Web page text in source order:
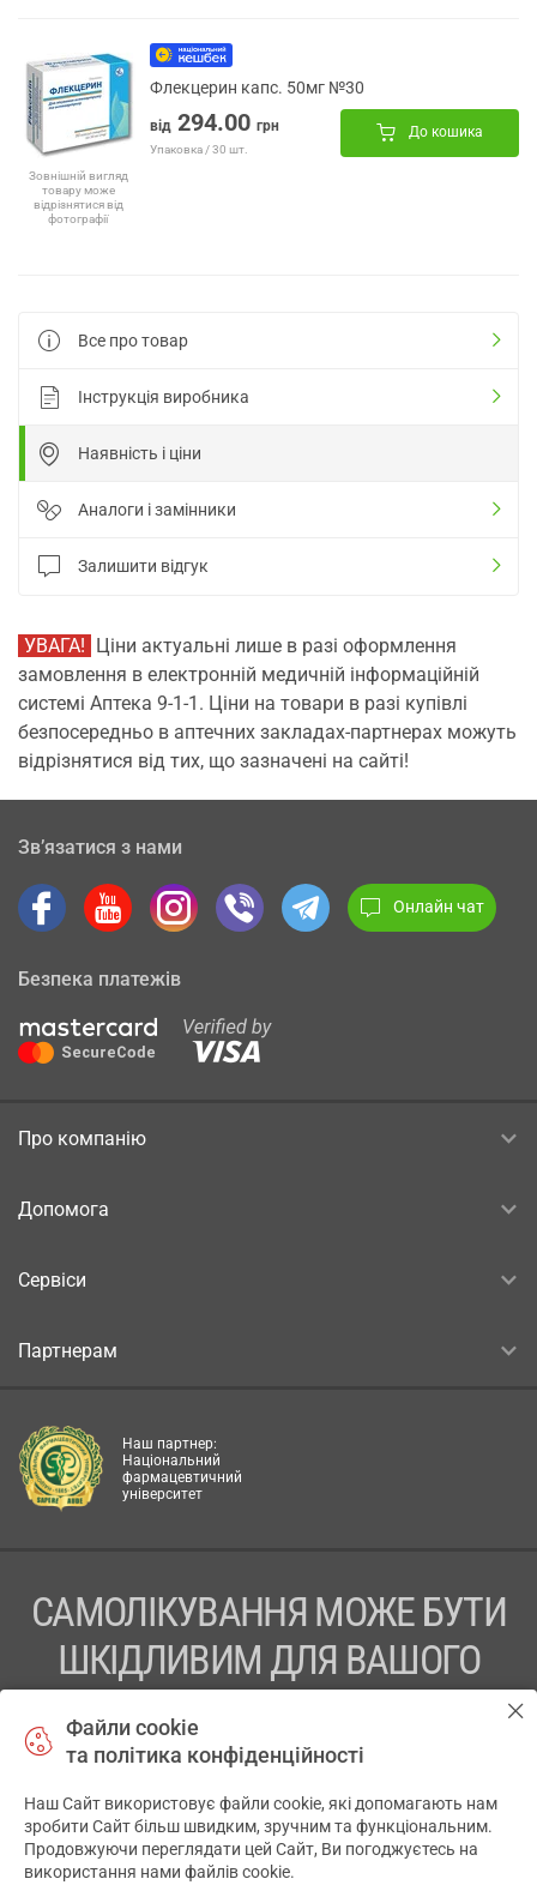
Зовнішній вигляд
товару може
відрізнятися від
фотографії
Флекцерин капс. 50мг №30
від 294.00 грн
Упаковка / 30 шт.
До кошика
Все про товар
Інструкція виробника
Наявність і ціни
Аналоги і замінники
Залишити відгук
УВАГА! Ціни актуальні лише в разі оформлення
замовлення в електронній медичній інформаційній
системі Аптека 9-1-1. Ціни на товари в разі купівлі
безпосередньо в аптечних закладах-партнерах можуть
відрізнятися від тих, що зазначені на сайті!
Зв’язатися з нами
Онлайн чат
Безпека платежів
Про компанію
Допомога
Сервіси
Партнерам
Наш партнер:
Національний
фармацевтичний
університет
САМОЛІКУВАННЯ МОЖЕ БУТИ
ШКІДЛИВИМ ДЛЯ ВАШОГО
ПЕРЕД ЗАСТОСУВАННЯМ ПРЕПАРАТУ ПРОКОНСУЛЬТУЙТЕСЬ
ТОВ «АПТЕКА 911.ЮА» Код ЄДРПОУ 43631965.
Відмова від відповідальності
Файли cookie
та політика конфіденційності
Наш Сайт використовує файли cookie, які допомагають нам
зробити Сайт більш швидким, зручним та функціональним.
Продовжуючи переглядати цей Сайт, Ви погоджуєтесь на
використання нами файлів cookie.
✕